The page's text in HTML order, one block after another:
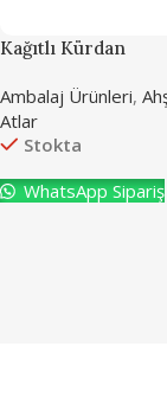
Kağıtlı Kürdan
Ambalaj Ürünleri,
Atlar
Stokta
WhatsApp Sipariş